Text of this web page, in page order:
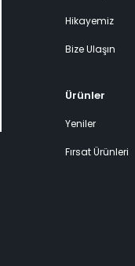
Hikayemiz
Bize Ulaşın
Ürünler
Yeniler
Fırsat Ürünleri